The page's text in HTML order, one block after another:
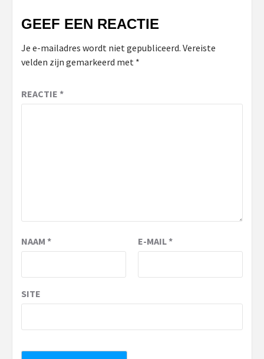
GEEF EEN REACTIE
Je e-mailadres wordt niet gepubliceerd. Vereiste
velden zijn gemarkeerd met *
REACTIE *
NAAM * E-MAIL*
SITE